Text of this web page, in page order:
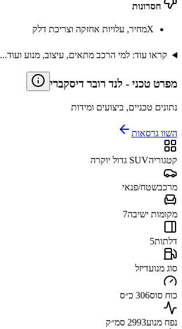
חסרונות
Xמחיר, עלויות אחזקה וצריכת דלק
קראו עוד: למי הרכב מתאים, עיצוב, מנוע ועוד...
מפרט טכני - לנד רובר דיסקברי
נתונים טכניים, ביצועים ומידות
השוו גרסאות
קטגוריהSUV גדול יוקרה
מרכבשטח/פנאי
מקומות ישיבה7
דלתות5
סוג מנועדיזל
כוח סוס306 כ״ס
נפח מנוע2993 סמ״ק